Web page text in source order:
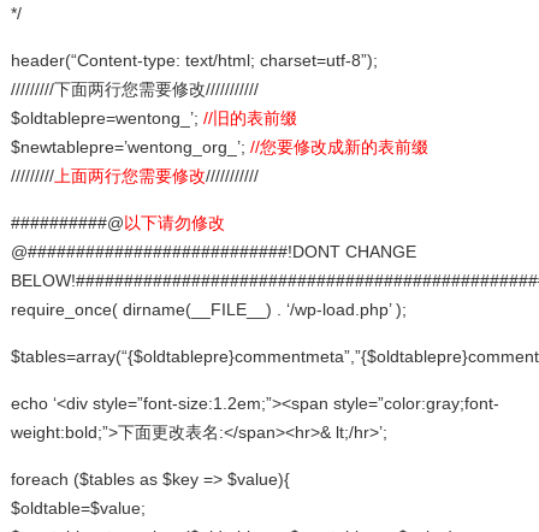
*/
header(“Content-type: text/html; charset=utf-8”);
/////////下面两行您需要修改///////////
$oldtablepre=wentong_’; //旧的表前缀
$newtablepre=’wentong_org_’; //您要修改成新的表前缀
/////////上面两行您需要修改///////////
##########@以下请勿修改
@###########################!DONT CHANGE
require_once( dirname(__FILE__) . ‘/wp-load.php’ );
echo ‘<div style=”font-size:1.2em;”><span style=”color:gray;font-
weight:bold;”>下面更改表名:</span><hr>& lt;/hr>’;
foreach ($tables as $key => $value){
$oldtable=$value;